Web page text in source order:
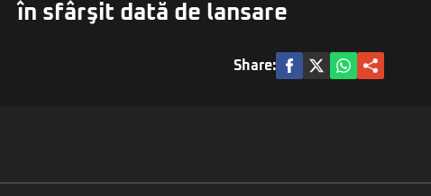
în sfârşit dată de lansare
Share: